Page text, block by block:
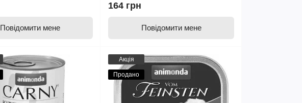
Повідомити мене
164 грн
Повідомити мене
Акція
Продано